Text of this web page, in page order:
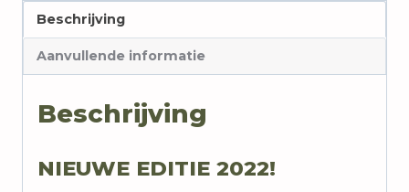
Beschrijving
Aanvullende informatie
Beschrijving
NIEUWE EDITIE 2022!